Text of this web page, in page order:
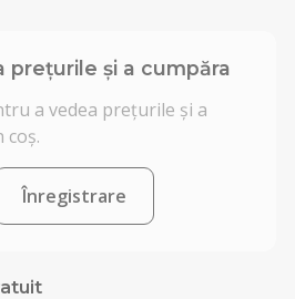
prețurile și a cumpăra
a vedea prețurile și a
coș.
Înregistrare